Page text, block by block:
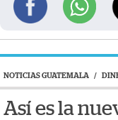
NOTICIAS GUATEMALA /
Así es la